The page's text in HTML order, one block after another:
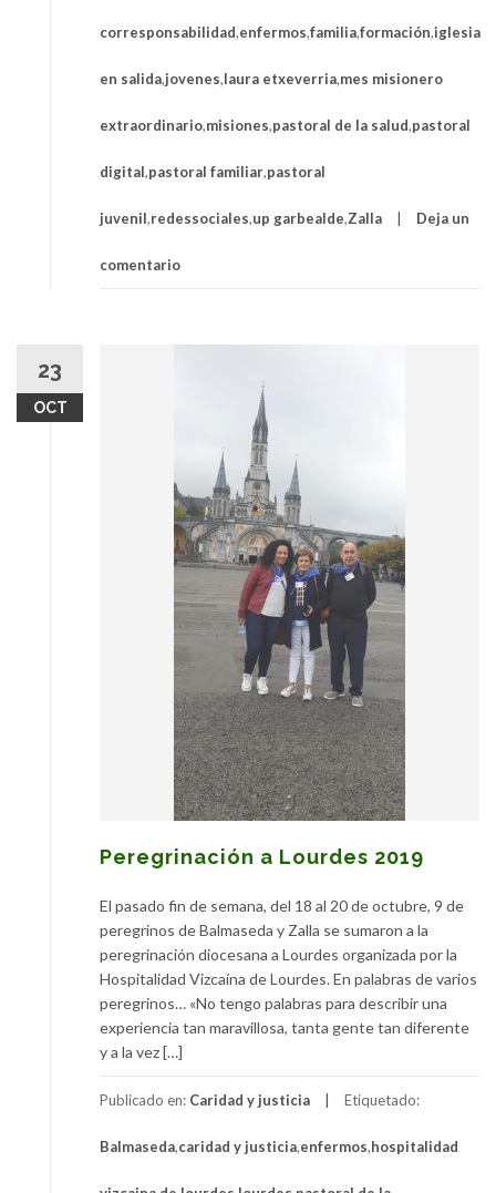
corresponsabilidad,enfermos,familia,formación,iglesia
en salida,jovenes,laura etxeverria,mes misionero
extraordinario,misiones,pastoral de la salud,pastoral
digital,pastoral familiar,pastoral
juvenil,redessociales,up garbealde,Zalla Deja un
comentario
23
OCT
Peregrinación a Lourdes 2019
El pasado fin de semana, del 18 al 20 de octubre, 9 de
peregrinos de Balmaseda y Zalla se sumaron a la
peregrinación diocesana a Lourdes organizada por la
Hospitalidad Vizcaína de Lourdes. En palabras de varios
peregrinos… «No tengo palabras para describir una
experiencia tan maravillosa, tanta gente tan diferente
y a la vez […]
Publicado en: Caridad y justicia Etiquetado:
Balmaseda,caridad y justicia,enfermos,hospitalidad